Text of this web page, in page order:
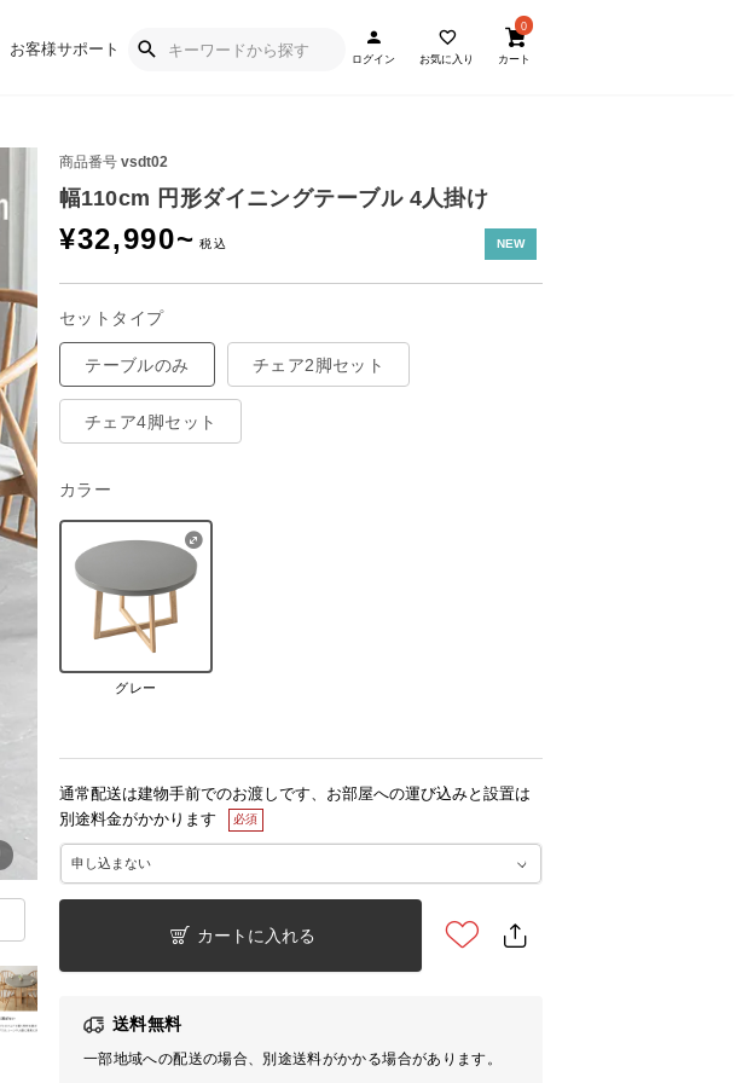
お客様サポート
ログイン お気に入り
0
カート
商品番号 vsdt02
幅110cm 円形ダイニングテーブル 4人掛け
¥32,990~ NEW
セットタイプ
テーブルのみ チェア2脚セット
チェア4脚セット
カラー
グレー
通常配送は建物手前でのお渡しです、お部屋への運び込みと設置は
別途料金がかかります
カートに入れる
送料無料
一部地域への配送の場合、別途送料がかかる場合があります。